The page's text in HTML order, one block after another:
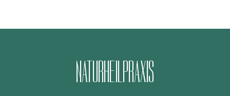
NATURHE PRAXS